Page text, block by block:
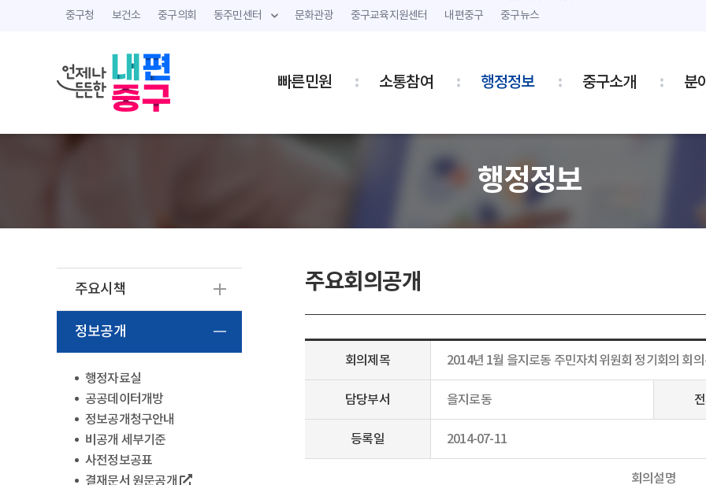
중구청 보건소 중구의회 동주민센터 문화관광 중구교육지원센터 내편중구 중구뉴스
빠른민원 소통참여 행정정보 중구소개 분
행정정보
주요시책
정보공개
행정자료실
공공데이터개방
정보공개청구안내
비공개 세부기준
사전정보공표
결재문서 원문공개
주요회의공개
회의제목 2014년 1월 을지로동 주민자치위원회 정기회의 회
담당부서 을지로동
등록일 2014-07-11
회의설명